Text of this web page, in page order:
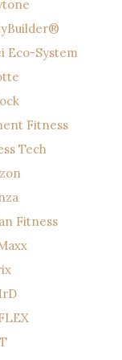
Eco-System
Fitness
Tech
Fitness